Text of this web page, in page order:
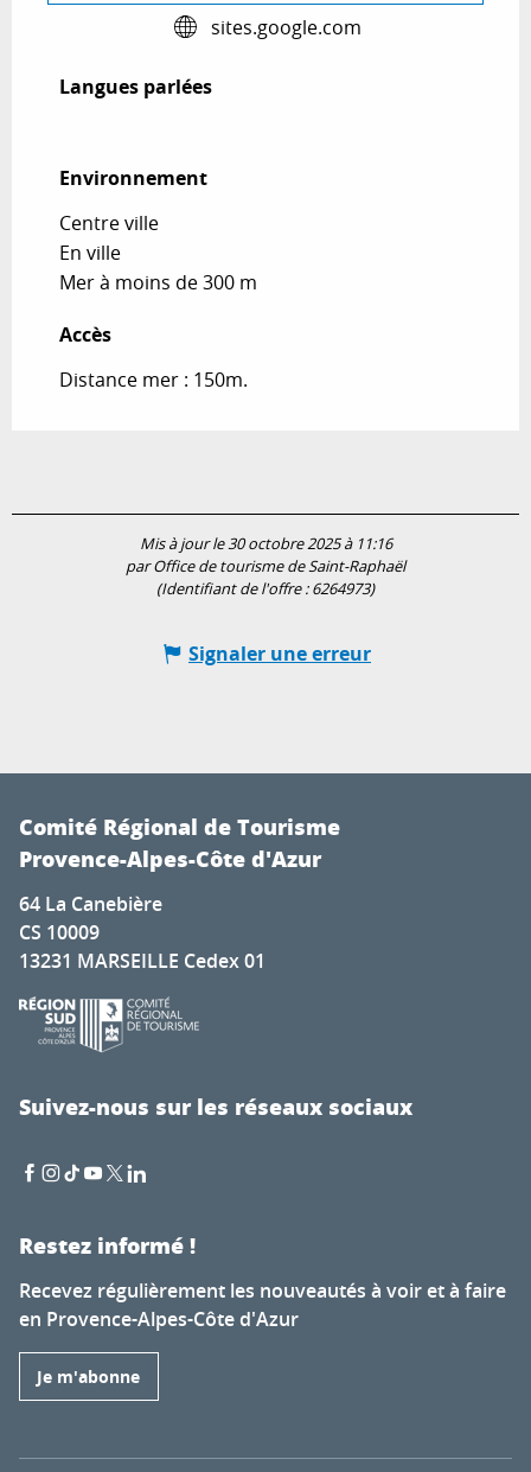
sites.google.com
Langues parlées
Langues parlées
Environnement
Environnement
Centre ville
En ville
Mer à moins de 300 m
Accès
Accès
Distance mer : 150m.
Mis à jour le 30 octobre 2025 à 11:16
par Office de tourisme de Saint-Raphaël
(Identifiant de l'offre :6264973)
Signaler une erreur
Comité Régional de Tourisme
Provence-Alpes-Côte d'Azur
64 La Canebière
CS 10009
13231 MARSEILLE Cedex 01
Suivez-nous sur les réseaux sociaux
Restez informé !
Recevez régulièrement les nouveautés à voir et à faire
en Provence-Alpes-Côte d'Azur
Je m'abonne